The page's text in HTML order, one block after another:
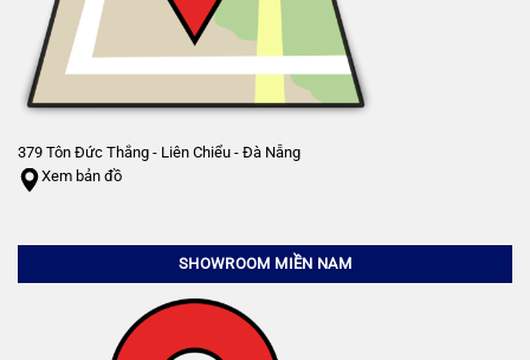
379 Tôn Đức Thắng - Liên Chiểu - Đà Nẵng
Xem bản đồ
SHOWROOM MIỀN NAM